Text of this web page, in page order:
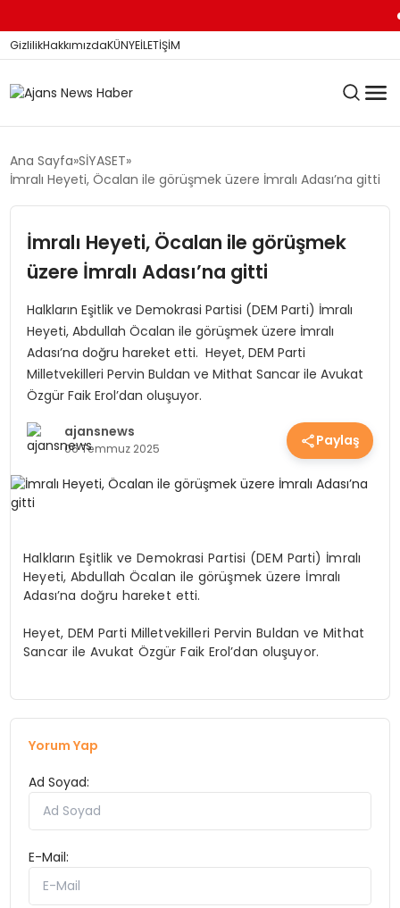
GizlilikHakkımızdaKÜNYEİLETİŞİM
KÖŞE YAZILARI
YEREL HABERLER
EKONOMİ
EĞİTİM
GÜNDEM
Ana Sayfa SİYASET
İmralı Heyeti, Öcalan ile görüşmek üzere İmralı Adası’na gitti
İmralı Heyeti, Öcalan ile görüşmek
üzere İmralı Adası’na gitti
Halkların Eşitlik ve Demokrasi Partisi (DEM Parti) İmralı
Heyeti, Abdullah Öcalan ile görüşmek üzere İmralı
Adası’na doğru hareket etti. Heyet, DEM Parti
Milletvekilleri Pervin Buldan ve Mithat Sancar ile Avukat
Özgür Faik Erol’dan oluşuyor.
ajansnews
06 Temmuz 2025 Paylaş
Halkların Eşitlik ve Demokrasi Partisi (DEM Parti) İmralı
Heyeti, Abdullah Öcalan ile görüşmek üzere İmralı
Adası’na doğru hareket etti.
Heyet, DEM Parti Milletvekilleri Pervin Buldan ve Mithat
Sancar ile Avukat Özgür Faik Erol’dan oluşuyor.
Yorum Yap
Ad Soyad:
E-Mail: